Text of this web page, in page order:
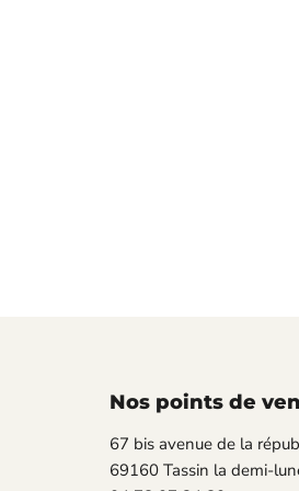
Nos points de
67 bis avenue de la
69160 Tassin la demi-